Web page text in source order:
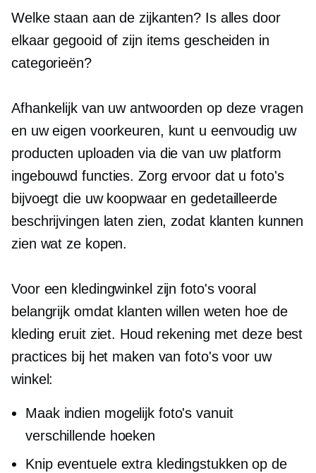
Welke staan ​​aan de zijkanten? Is alles door
elkaar gegooid of zijn items gescheiden in
categorieën?
Afhankelijk van uw antwoorden op deze vragen
en uw eigen voorkeuren, kunt u eenvoudig uw
producten uploaden via die van uw platform
ingebouwd functies. Zorg ervoor dat u foto's
bijvoegt die uw koopwaar en gedetailleerde
beschrijvingen laten zien, zodat klanten kunnen
zien wat ze kopen.
Voor een kledingwinkel zijn foto's vooral
belangrijk omdat klanten willen weten hoe de
kleding eruit ziet. Houd rekening met deze best
practices bij het maken van foto's voor uw
winkel:
Maak indien mogelijk foto's vanuit
verschillende hoeken
Knip eventuele extra kledingstukken op de